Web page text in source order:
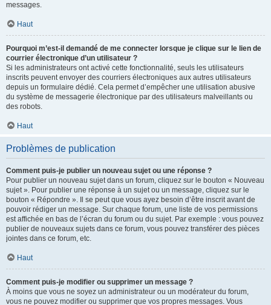
messages.
Haut
Pourquoi m’est-il demandé de me connecter lorsque je clique sur le lien de
courrier électronique d’un utilisateur ?
Si les administrateurs ont activé cette fonctionnalité, seuls les utilisateurs
inscrits peuvent envoyer des courriers électroniques aux autres utilisateurs
depuis un formulaire dédié. Cela permet d’empêcher une utilisation abusive
du système de messagerie électronique par des utilisateurs malveillants ou
des robots.
Haut
Problèmes de publication
Comment puis-je publier un nouveau sujet ou une réponse ?
Pour publier un nouveau sujet dans un forum, cliquez sur le bouton « Nouveau
sujet ». Pour publier une réponse à un sujet ou un message, cliquez sur le
bouton « Répondre ». Il se peut que vous ayez besoin d’être inscrit avant de
pouvoir rédiger un message. Sur chaque forum, une liste de vos permissions
est affichée en bas de l’écran du forum ou du sujet. Par exemple : vous pouvez
publier de nouveaux sujets dans ce forum, vous pouvez transférer des pièces
jointes dans ce forum, etc.
Haut
Comment puis-je modifier ou supprimer un message ?
À moins que vous ne soyez un administrateur ou un modérateur du forum,
vous ne pouvez modifier ou supprimer que vos propres messages. Vous